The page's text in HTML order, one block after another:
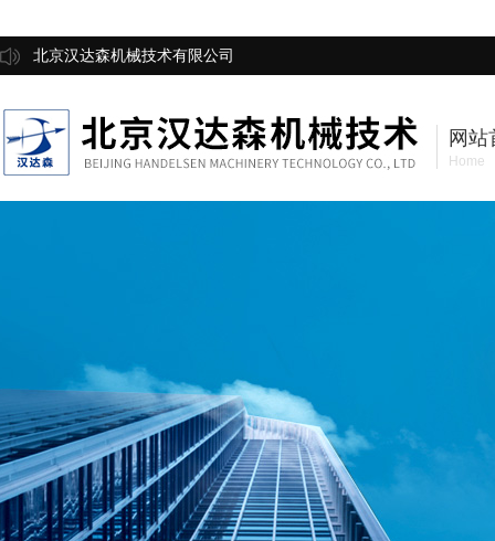
北京汉达森机械技术有限公司
网站
Home